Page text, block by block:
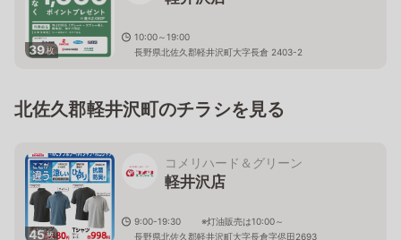
39枚
10:00～19:00
長野県北佐久郡軽井沢町大字長倉 2403-2
北佐久郡軽井沢町のチラシを見る
45枚
コメリハード＆グリーン
軽井沢店
9:00-19:30 ※灯油販売は10:00～
長野県北佐久郡軽井沢町大字長倉字侭田2693